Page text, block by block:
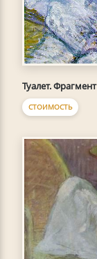
Туалет. Фрагмент
СТОИМОСТЬ